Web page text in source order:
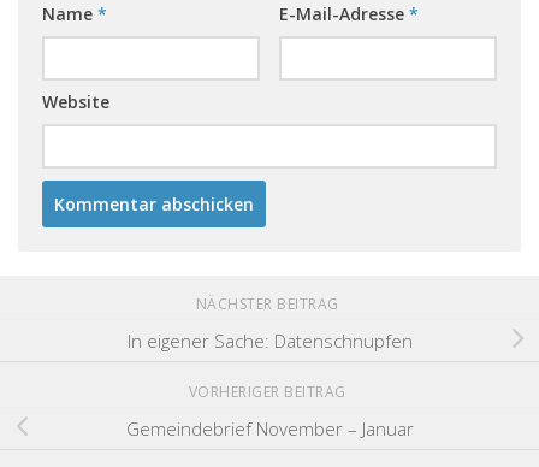
Name * E-Mail-Adresse *
Website
NÄCHSTER BEITRAG
In eigener Sache: Datenschnupfen
VORHERIGER BEITRAG
Gemeindebrief November – Januar